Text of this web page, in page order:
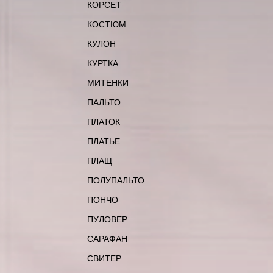
КОРСЕТ
КОСТЮМ
КУЛОН
КУРТКА
МИТЕНКИ
ПАЛЬТО
ПЛАТОК
ПЛАТЬЕ
ПЛАЩ
ПОЛУПАЛЬТО
ПОНЧО
ПУЛОВЕР
САРАФАН
СВИТЕР